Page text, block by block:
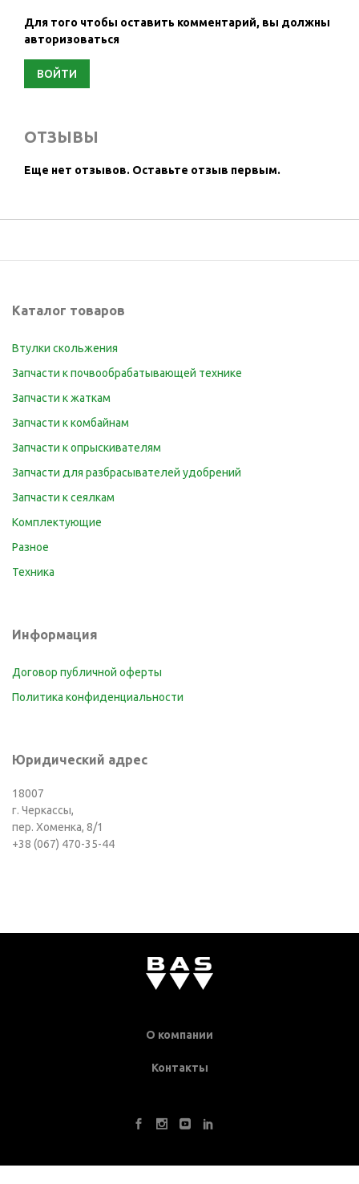
Для того чтобы оставить комментарий, вы должны
авторизоваться
ВОЙТИ
ОТЗЫВЫ
Еще нет отзывов. Оставьте отзыв первым.
Каталог товаров
Втулки скольжения
Запчасти к почвообрабатывающей технике
Запчасти к жаткам
Запчасти к комбайнам
Запчасти к опрыскивателям
Запчасти для разбрасывателей удобрений
Запчасти к сеялкам
Комплектующие
Разное
Техника
Информация
Договор публичной оферты
Политика конфиденциальности
Юридический адрес
18007
г. Черкассы,
пер. Хоменка, 8/1
+38 (067) 470-35-44
О компании
Контакты